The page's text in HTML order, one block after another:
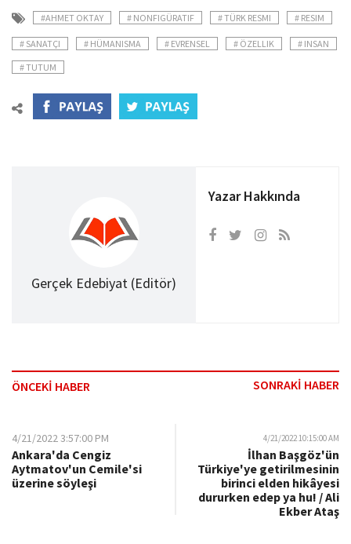
#AHMET OKTAY # NONFIGÜRATIF # TÜRK RESMI # RESIM
# SANATÇI # HÜMANISMA # EVRENSEL # ÖZELLIK
# INSAN
# TUTUM
Gerçek Edebiyat (Editör)
Yazar Hakkında
ÖNCEKİ HABER SONRAKİ HABER
4/21/2022 3:57:00 PM
Ankara'da Cengiz
Aytmatov'un Cemile'si
üzerine söyleşi
4/21/2022 10:15:00 AM
İlhan Başgöz'ün
Türkiye'ye getirilmesinin
birinci elden hikâyesi
dururken edep ya hu! / Ali
Ekber Ataş